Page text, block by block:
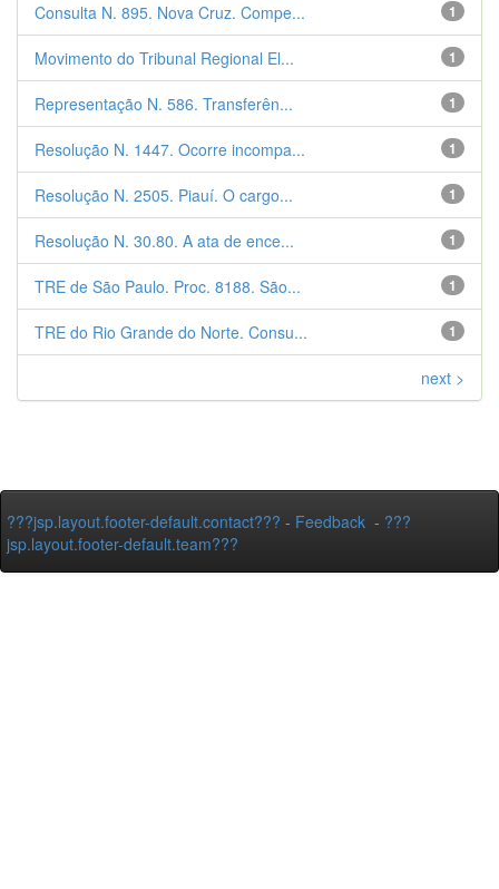
1
Consulta N. 895. Nova Cruz. Compe...
1
Movimento do Tribunal Regional El...
1
Representação N. 586. Transferên...
1
Resolução N. 1447. Ocorre incompa...
1
Resolução N. 2505. Piauí. O cargo...
1
Resolução N. 30.80. A ata de ence...
1
TRE de São Paulo. Proc. 8188. São...
1
TRE do Rio Grande do Norte. Consu...
next >
???jsp.layout.footer-default.contact??? - Feedback - ???
jsp.layout.footer-default.team???